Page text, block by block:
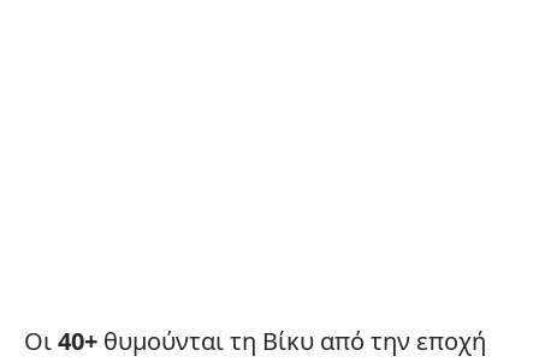
Οι40+ θυμούνται τη Βίκυ από την εποχή